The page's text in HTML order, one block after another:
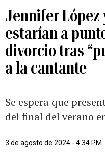
Jennifer López
estarían a
divorcio tras
a la cantante
Se espera que
del final del verano
3 de agosto de 2024 - 4:34 PM